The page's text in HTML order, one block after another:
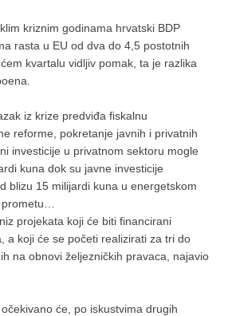
kriznim godinama hrvatski BDP
rasta u EU od dva do 4,5 postotnih
kvartalu vidljiv pomak, ta je razlika
iz krize predviđa fiskalnu
reforme, pokretanje javnih i privatnih
investicije u privatnom sektoru mogle
kuna dok su javne investicije
blizu 15 milijardi kuna u energetskom
projekata koji će biti financirani
a koji će se početi realizirati za tri do
na obnovi željezničkih pravaca, najavio
će, po iskustvima drugih